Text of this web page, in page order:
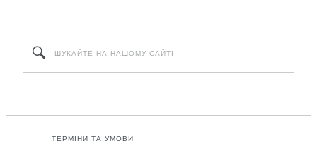
ТЕРМІНИ ТА УМОВИ